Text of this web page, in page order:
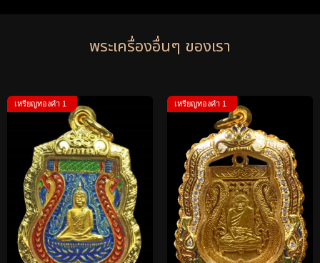
พระเครื่องอื่นๆ ของเรา
เหรียญทองคำ 1 เหรียญทองคำ 1